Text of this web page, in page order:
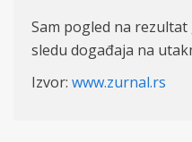
Sam pogled na
sledu događaja na
Izvor: www.zurnal.rs